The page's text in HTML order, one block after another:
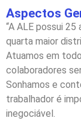
Aspectos
“A ALE possui
quarta maior
Atuamos em
colaboradores
Sonhamos e
trabalhador é
inegociável.